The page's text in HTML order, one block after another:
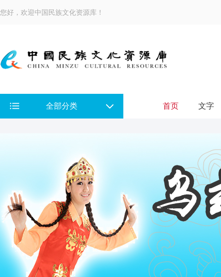
您好，欢迎中国民族文化资源库！
全部分类 首页 文字